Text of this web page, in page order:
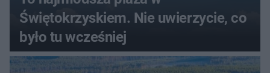
Świętokrzyskiem. Nie uwierzycie, co
było tu wcześniej